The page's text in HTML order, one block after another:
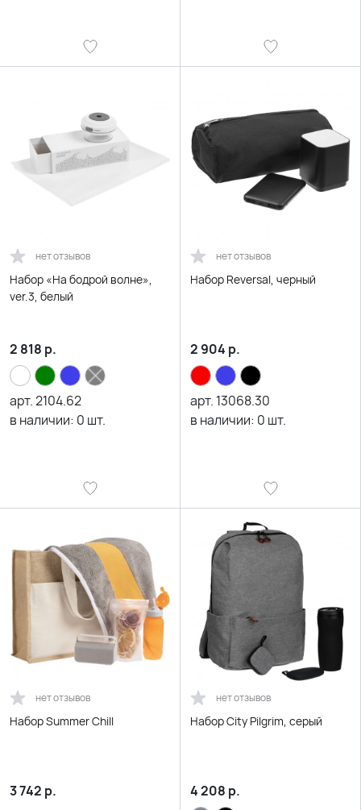
нет отзывов
Набор «На бодрой волне»,
ver.3, белый
2 818 р.
арт.2104.62
в наличии: 0 шт.
нет отзывов
Набор Reversal, черный
2 904 р.
арт. 13068.30
в наличии: 0 шт.
нет отзывов
Набор Summer Chill
3 742 р.
нет отзывов
Набор City Pilgrim, серый
4 208 р.